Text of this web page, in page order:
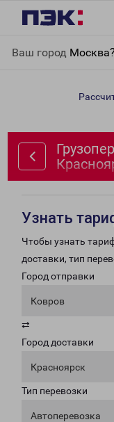
Ваш город Москва?
Красноярский край
Узнать
Чтобы узнать
доставки, тип
Город отправки
Ковров
⇄
Город доставки
Красноярск
Тип перевозки
Автоперевозка